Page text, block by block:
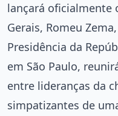
lançará oficialmente
Gerais, Romeu
Presidência da
em São Paulo,
entre lideranças da
simpatizantes de